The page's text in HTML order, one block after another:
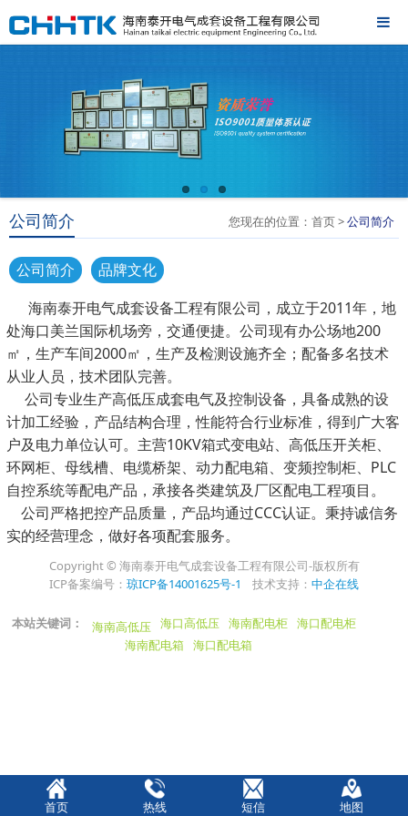
公司简介 您现在的位置：首页 >公司简介
公司简介
品牌文化
海南泰开电气成套设备工程有限公司，成立于2011年，地
处海口美兰国际机场旁，交通便捷。公司现有办公场地200
㎡，生产车间2000㎡，生产及检测设施齐全；配备多名技术
从业人员，技术团队完善。
公司专业生产高低压成套电气及控制设备，具备成熟的设
计加工经验，产品结构合理，性能符合行业标准，得到广大客
户及电力单位认可。主营10KV箱式变电站、高低压开关柜、
环网柜、母线槽、电缆桥架、动力配电箱、变频控制柜、PLC
自控系统等配电产品，承接各类建筑及厂区配电工程项目。
公司严格把控产品质量，产品均通过CCC认证。秉持诚信务
实的经营理念，做好各项配套服务。
Copyright © 海南泰开电气成套设备工程有限公司-版权所有
ICP备案编号： 琼ICP备14001625号-1 技术支持： 中企在线
本站关键词： 海南高低压 海口高低压 海南配电柜 海口配电柜
海南配电箱 海口配电箱
首页 热线 短信 地图